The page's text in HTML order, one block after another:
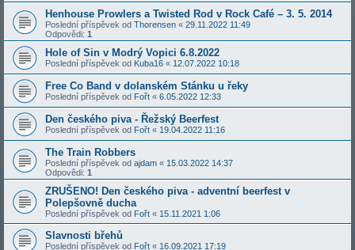
Henhouse Prowlers a Twisted Rod v Rock Café – 3. 5. 2014
Poslední příspěvek od Thorensen « 29.11.2022 11:49
Odpovědi: 1
Hole of Sin v Modrý Vopici 6.8.2022
Poslední příspěvek od Kuba16 « 12.07.2022 10:18
Free Co Band v dolanském Stánku u řeky
Poslední příspěvek od Fořt « 6.05.2022 12:33
Den českého piva - Řežský Beerfest
Poslední příspěvek od Fořt « 19.04.2022 11:16
The Train Robbers
Poslední příspěvek od ajdam « 15.03.2022 14:37
Odpovědi: 1
ZRUŠENO! Den českého piva - adventní beerfest v
Polepšovně ducha
Poslední příspěvek od Fořt « 15.11.2021 1:06
Slavnosti břehů
Poslední příspěvek od Fořt « 16.09.2021 17:19